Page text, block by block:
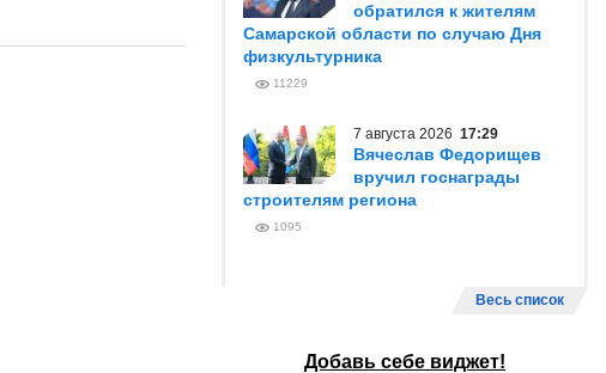
обратился к жителям
Самарской области по случаю Дня
физкультурника
11229
7 августа 2026 17:29
Вячеслав Федорищев
вручил госнаграды
строителям региона
1095
Весь список
Добавь себе виджет!